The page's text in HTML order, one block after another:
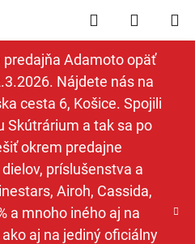
Adamoto opäť
Nájdete nás na
cesta 6, Košice. Spojili
Skútrárium a tak sa po
okrem predajne
príslušenstva a
Airoh, Cassida,
a mnoho iného aj na
aj na jediný oficiálny
Hľadať
KOŠÍK